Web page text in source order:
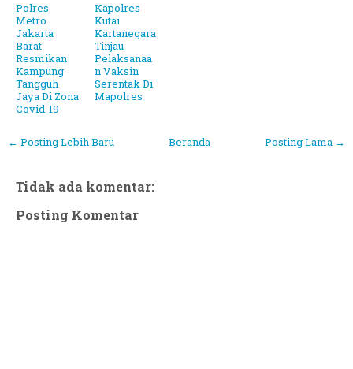
Polres
Metro
Jakarta
Barat
Resmikan
Kampung
Tangguh
Jaya Di Zona
Covid-19
Kapolres
Kutai
Kartanegara
Tinjau
Pelaksanaa
n Vaksin
Serentak Di
Mapolres
← Posting Lebih Baru Posting Lama →
Beranda
Tidak ada komentar:
Posting Komentar